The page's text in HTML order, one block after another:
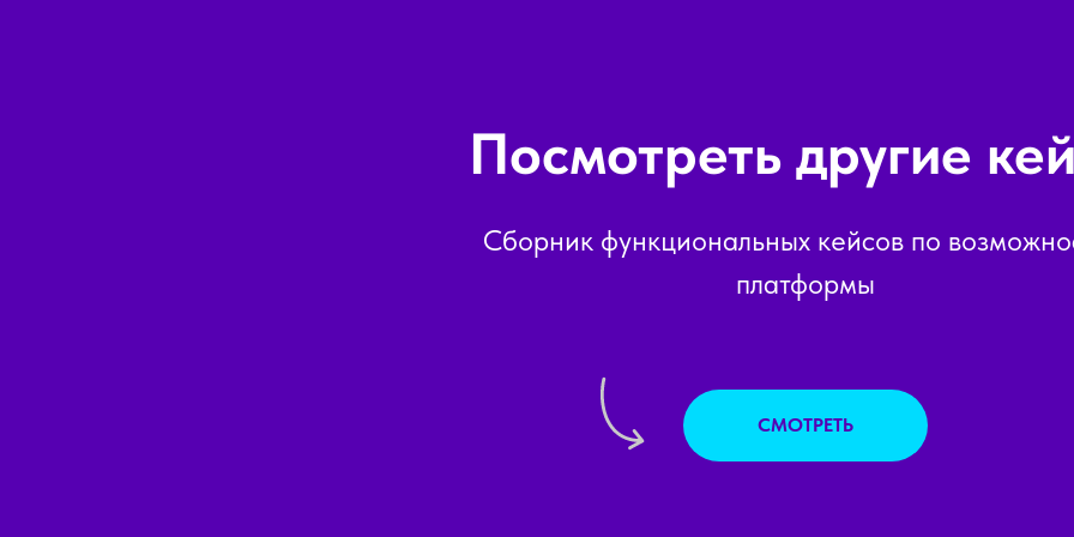
Посмотреть другие
Сборник функциональных кейсов по
платформы
СМОТРЕТЬ